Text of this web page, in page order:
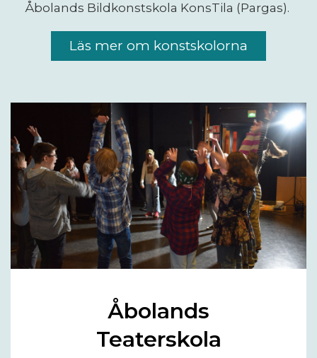
Åbolands Bildkonstskola KonsTila (Pargas).
Läs mer om konstskolorna
Åbolands
Teaterskola